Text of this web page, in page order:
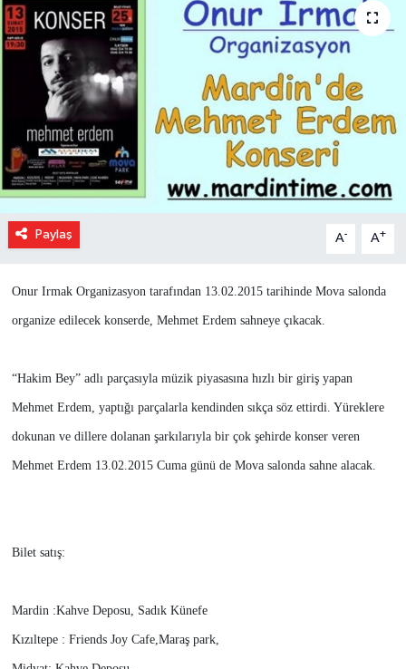
Paylaş A- A+
Onur Irmak Organizasyon tarafından 13.02.2015 tarihinde Mova salonda
organize edilecek konserde, Mehmet Erdem sahneye çıkacak.
“Hakim Bey” adlı parçasıyla müzik piyasasına hızlı bir giriş yapan
Mehmet Erdem, yaptığı parçalarla kendinden sıkça söz ettirdi. Yüreklere
dokunan ve dillere dolanan şarkılarıyla bir çok şehirde konser veren
Mehmet Erdem 13.02.2015 Cuma günü de Mova salonda sahne alacak.
Bilet satış:
Mardin :Kahve Deposu, Sadık Künefe
Kızıltepe: Friends Joy Cafe,Maraş park,